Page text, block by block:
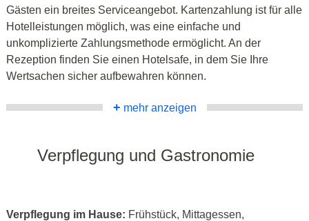
Gästen ein breites Serviceangebot. Kartenzahlung ist für alle
Hotelleistungen möglich, was eine einfache und
unkomplizierte Zahlungsmethode ermöglicht. An der
Rezeption finden Sie einen Hotelsafe, in dem Sie Ihre
Wertsachen sicher aufbewahren können.
+ mehr anzeigen
Verpflegung und Gastronomie
Verpflegung im Hause: Frühstück, Mittagessen,